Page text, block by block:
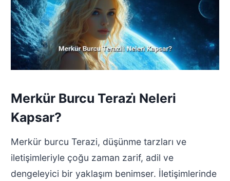
Merkür Burcu Terazi̇ Neleri
Kapsar?
Merkür burcu Terazi, düşünme tarzları ve
iletişimleriyle çoğu zaman zarif, adil ve
dengeleyici bir yaklaşım benimser. İletişimlerinde